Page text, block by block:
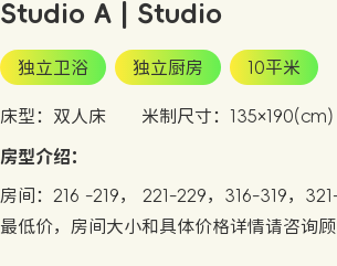
Studio A | Studio
独立卫浴 独立厨房 10平米
床型：双人床 米制尺寸：135×190(cm)
房型介绍：
房间：216 -219， 221-229，316-319，
最低价，房间大小和具体价格详情请咨询顾